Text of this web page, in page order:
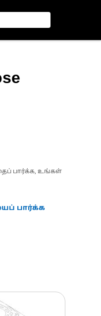
பார்க்க, உங்கள்
பார்க்க